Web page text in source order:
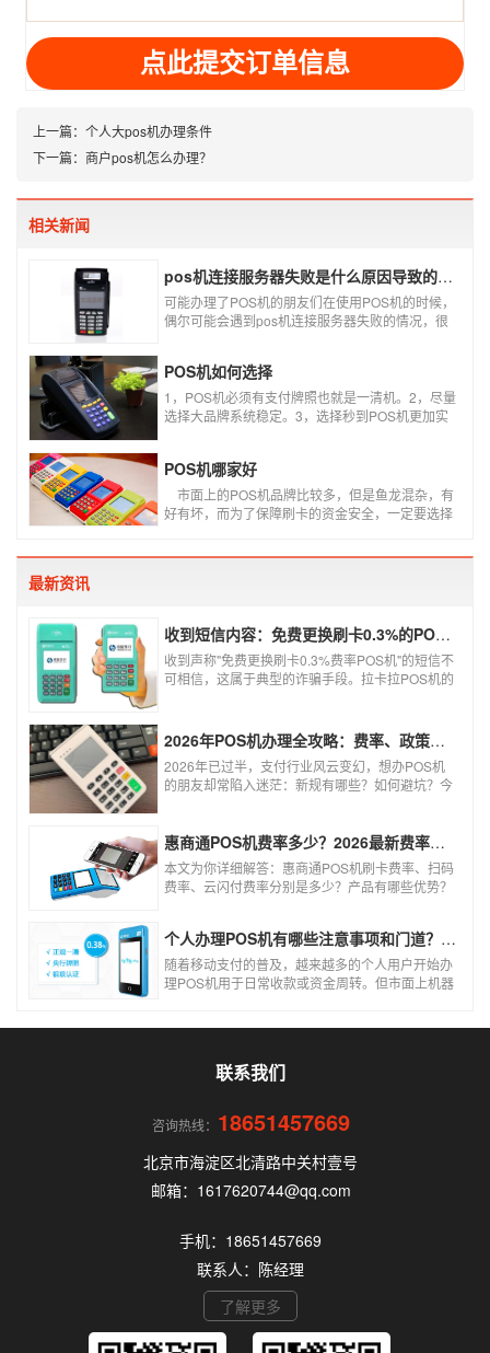
址
上一篇： 个人大pos机办理条件
下一篇： 商户pos机怎么办理？
相关新闻
pos机连接服务器失败是什么原因导致的？附解决办法
可能办理了POS机的朋友们在使用POS机的时候，
偶尔可能会遇到pos机连接服务器失败的情况，很
失败是什么原因导致的？以及出现这种情况又该如
何解决。
POS机如何选择
1，POS机必须有支付牌照也就是一清机。2，尽量
选择大品牌系统稳定。3，选择秒到POS机更加实
选择大POS机。6，个人使用的POS机，系统要支
持商户智能切换智能匹配。7，必须是标准类商户
不可以跳类别或者跳区域。8，了解自己的需求选
POS机哪家好
​ 市面上的POS机品牌比较多，但是鱼龙混杂，有
好有坏，而为了保障刷卡的资金安全，一定要选择
最新资讯
收到短信内容：免费更换刷卡0.3%的POS机，可以相信吗？
收到声称"免费更换刷卡0.3%费率POS机"的短信不
可相信，这属于典型的诈骗手段。拉卡拉POS机的
风险。以下结合权威信息分析原因及应对建议：2026年POS机办理全攻略：费率、政策、避坑一篇讲清
2026年已过半，支付行业风云变幻，想办POS机
的朋友却常陷入迷茫：新规有哪些？如何避坑？今
使用！
惠商通POS机费率多少？2026最新费率标准及办理全攻略
本文为你详细解答：惠商通POS机刷卡费率、扫码
费率、云闪付费率分别是多少？产品有哪些优势？
个人办理POS机有哪些注意事项和门道？（2026最新避坑指南）
随着移动支付的普及，越来越多的个人用户开始办
理POS机用于日常收款或资金周转。但市面上机器
联系我们
咨询热线： 18651457669
北京市海淀区北清路中关村壹号
邮箱：1617620744@qq.com
手机：18651457669
联系人：陈经理
了解更多